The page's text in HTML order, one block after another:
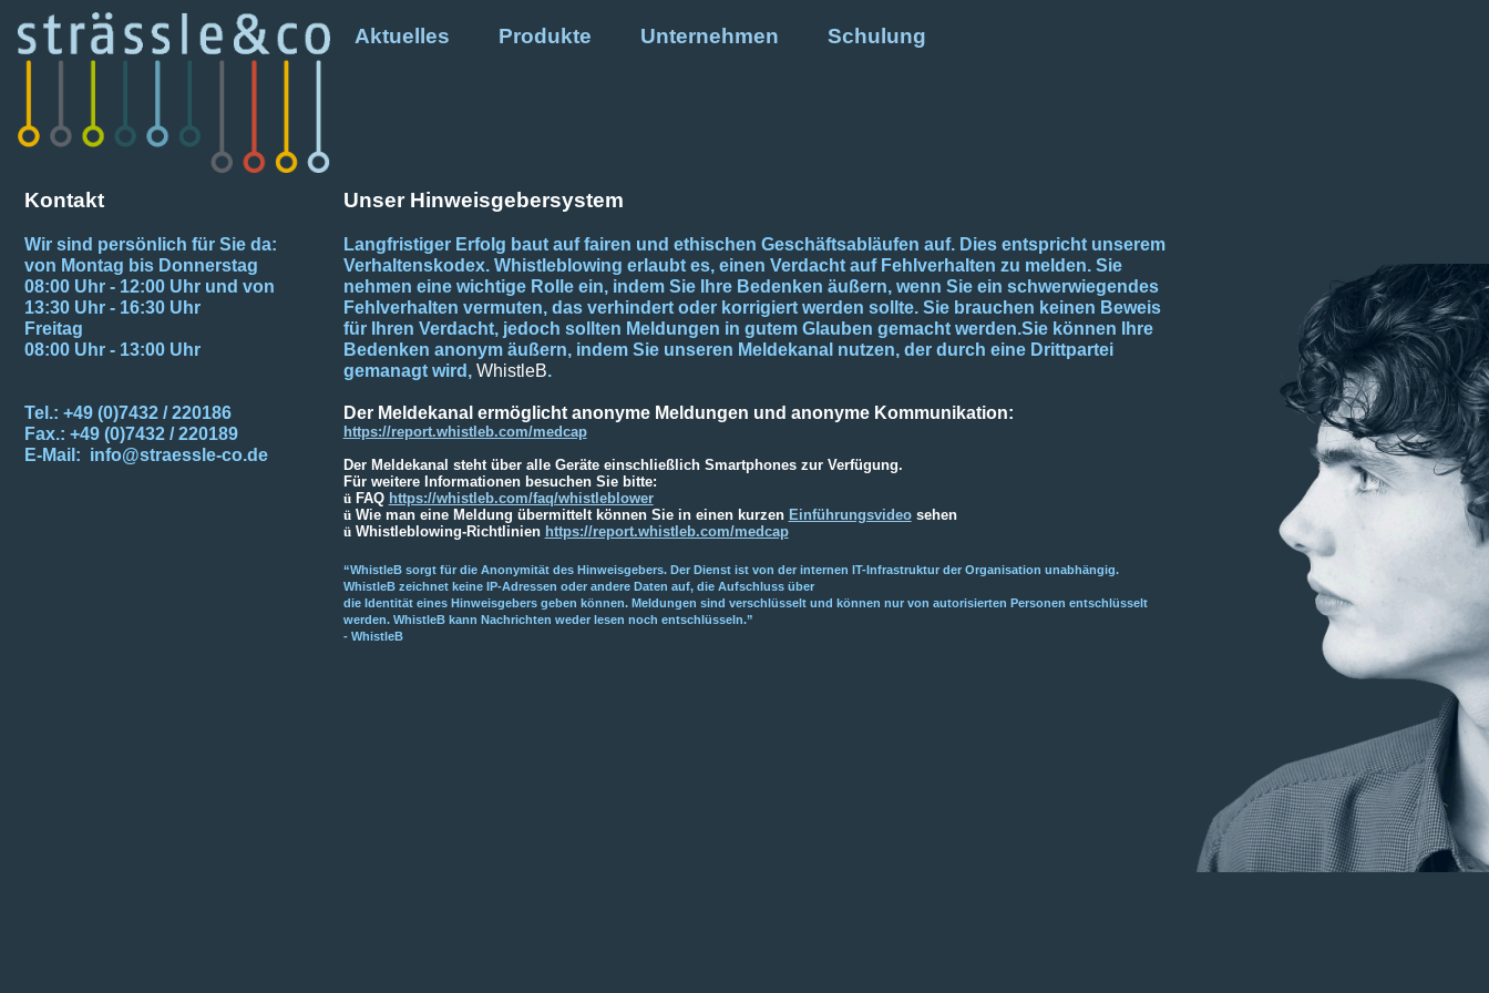
Kontakt
Wir sind persönlich für Sie da:
von Montag bis Donnerstag
08:00 Uhr - 12:00 Uhr und von
13:30 Uhr - 16:30 Uhr
Freitag
08:00 Uhr - 13:00 Uhr
Tel.: +49 (0)7432 / 220186
Fax.: +49 (0)7432 / 220189
E-Mail: info@straessle-co.de
Unser Hinweisgebersystem
Langfristiger Erfolg baut auf fairen und ethischen Geschäftsabläufen auf. Dies entspricht unserem
Verhaltenskodex. Whistleblowing erlaubt es, einen Verdacht auf Fehlverhalten zu melden. Sie
nehmen eine wichtige Rolle ein, indem Sie Ihre Bedenken äußern, wenn Sie ein schwerwiegendes
Fehlverhalten vermuten, das verhindert oder korrigiert werden sollte. Sie brauchen keinen Beweis
für Ihren Verdacht, jedoch sollten Meldungen in gutem Glauben gemacht werden.Sie können Ihre
Bedenken anonym äußern, indem Sie unseren Meldekanal nutzen, der durch eine Drittpartei
gemanagt wird, WhistleB.
Der Meldekanal ermöglicht anonyme Meldungen und anonyme Kommunikation:
https://report.whistleb.com/medcap
Der Meldekanal steht über alle Geräte einschließlich Smartphones zur Verfügung.
Für weitere Informationen besuchen Sie bitte:
üFAQ https://whistleb.com/faq/whistleblower
üWie man eine Meldung übermittelt können Sie in einen kurzen Einführungsvideosehen
üWhistleblowing-Richtlinien https://report.whistleb.com/medcap
“WhistleB sorgt für die Anonymität des Hinweisgebers. Der Dienst ist von der internen IT-Infrastruktur der Organisation unabhängig.
WhistleB zeichnet keine IP-Adressen oder andere Daten auf, die Aufschluss über
die Identität eines Hinweisgebers geben können. Meldungen sind verschlüsselt und können nur von autorisierten Personen entschlüsselt
werden. WhistleB kann Nachrichten weder lesen noch entschlüsseln.”
- WhistleB
Aktuelles Produkte Unternehmen Schulung